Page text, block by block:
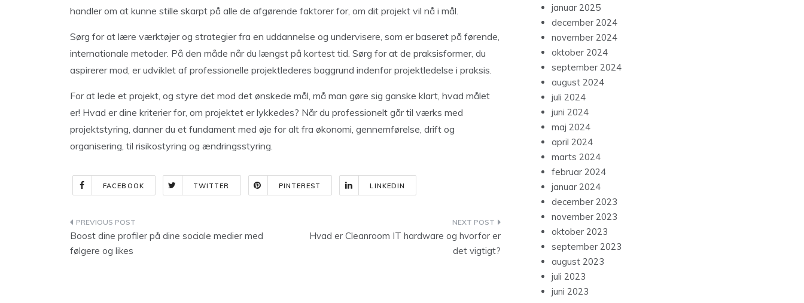
handler om at kunne stille skarpt på alle de afgørende faktorer for, om dit projekt vil nå i mål.
Sørg for at lære værktøjer og strategier fra en uddannelse og undervisere, som er baseret på førende,
internationale metoder. På den måde når du længst på kortest tid. Sørg for at de praksisformer, du
aspirerer mod, er udviklet af professionelle projektlederes baggrund indenfor projektledelse i praksis.
For at lede et projekt, og styre det mod det ønskede mål, må man gøre sig ganske klart, hvad målet
er! Hvad er dine kriterier for, om projektet er lykkedes? Når du professionelt går til værks med
projektstyring, danner du et fundament med øje for alt fra økonomi, gennemførelse, drift og
organisering, til risikostyring og ændringsstyring.
FACEBOOK TWITTER PINTEREST LINKEDIN
Indlægsnavigation
Boost dine profiler på dine sociale medier med
følgere og likes
Hvad er Cleanroom IT hardware og hvorfor er
det vigtigt?
januar 2025
december 2024
november 2024
oktober 2024
september 2024
august 2024
juli 2024
juni 2024
maj 2024
april 2024
marts 2024
februar 2024
januar 2024
december 2023
november 2023
oktober 2023
september 2023
august 2023
juli 2023
juni 2023